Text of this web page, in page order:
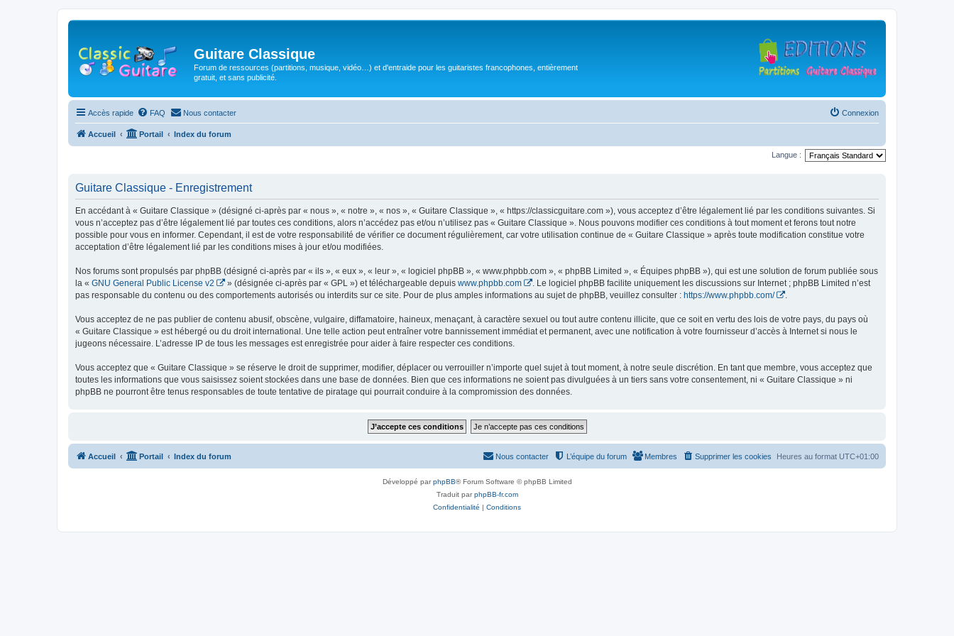
Guitare Classique
Forum de ressources (partitions, musique, vidéo…) et d'entraide pour les guitaristes francophones, entièrement
gratuit, et sans publicité.
Accès rapide FAQ Nous contacter Connexion
Accueil Portail Index du forum
Langue :
Guitare Classique - Enregistrement
En accédant à « Guitare Classique » (désigné ci-après par « nous », « notre », « nos », « Guitare Classique », « https://classicguitare.com »), vous acceptez d’être légalement lié par les conditions suivantes. Si
vous n’acceptez pas d’être légalement lié par toutes ces conditions, alors n’accédez pas et/ou n’utilisez pas « Guitare Classique ». Nous pouvons modifier ces conditions à tout moment et ferons tout notre
possible pour vous en informer. Cependant, il est de votre responsabilité de vérifier ce document régulièrement, car votre utilisation continue de « Guitare Classique » après toute modification constitue votre
acceptation d’être légalement lié par les conditions mises à jour et/ou modifiées.
Nos forums sont propulsés par phpBB (désigné ci-après par « ils », « eux », « leur », « logiciel phpBB », « www.phpbb.com », « phpBB Limited », « Équipes phpBB »), qui est une solution de forum publiée sous
la « GNU General Public License v2 » (désignée ci-après par « GPL ») et téléchargeable depuis www.phpbb.com
. Le logiciel phpBB facilite uniquement les discussions sur Internet ; phpBB Limited n’est
pas responsable du contenu ou des comportements autorisés ou interdits sur ce site. Pour de plus amples informations au sujet de phpBB, veuillez consulter : https://www.phpbb.com/ .
Vous acceptez de ne pas publier de contenu abusif, obscène, vulgaire, diffamatoire, haineux, menaçant, à caractère sexuel ou tout autre contenu illicite, que ce soit en vertu des lois de votre pays, du pays où
« Guitare Classique » est hébergé ou du droit international. Une telle action peut entraîner votre bannissement immédiat et permanent, avec une notification à votre fournisseur d’accès à Internet si nous le
jugeons nécessaire. L’adresse IP de tous les messages est enregistrée pour aider à faire respecter ces conditions.
Vous acceptez que « Guitare Classique » se réserve le droit de supprimer, modifier, déplacer ou verrouiller n’importe quel sujet à tout moment, à notre seule discrétion. En tant que membre, vous acceptez que
toutes les informations que vous saisissez soient stockées dans une base de données. Bien que ces informations ne soient pas divulguées à un tiers sans votre consentement, ni « Guitare Classique » ni
phpBB ne pourront être tenus responsables de toute tentative de piratage qui pourrait conduire à la compromission des données.
Accueil Portail Index du forum Heures au format UTC+01:00
Supprimer les cookies
Membres
L’équipe du forum
Nous contacter
Développé parphpBB® Forum Software © phpBB Limited
Traduit parphpBB-fr.com
Confidentialité | Conditions